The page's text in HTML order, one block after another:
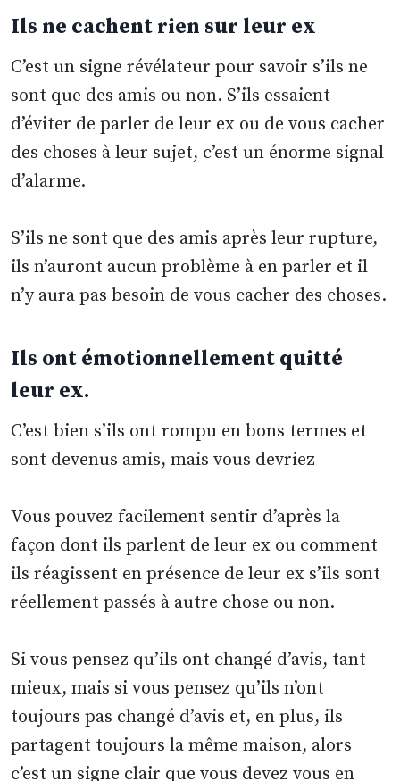
Ils ne cachent rien sur leur ex
C’est un signe révélateur pour savoir s’ils ne
sont que des amis ou non. S’ils essaient
d’éviter de parler de leur ex ou de vous cacher
des choses à leur sujet, c’est un énorme signal
d’alarme.
S’ils ne sont que des amis après leur rupture,
ils n’auront aucun problème à en parler et il
n’y aura pas besoin de vous cacher des choses.
Ils ont émotionnellement quitté
leur ex.
C’est bien s’ils ont rompu en bons termes et
sont devenus amis, mais vous devriez
Vous pouvez facilement sentir d’après la
façon dont ils parlent de leur ex ou comment
ils réagissent en présence de leur ex s’ils sont
réellement passés à autre chose ou non.
Si vous pensez qu’ils ont changé d’avis, tant
mieux, mais si vous pensez qu’ils n’ont
toujours pas changé d’avis et, en plus, ils
partagent toujours la même maison, alors
c’est un signe clair que vous devez vous en